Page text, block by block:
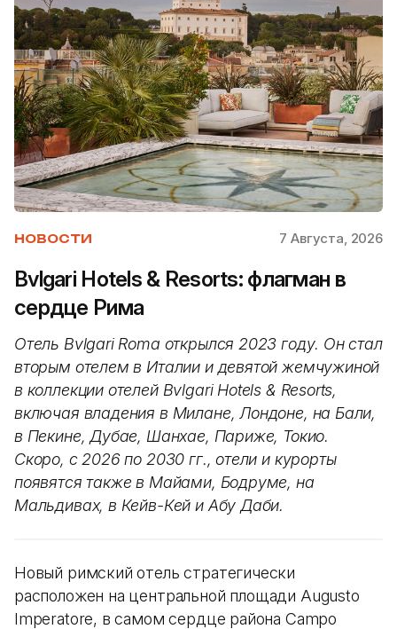
НОВОСТИ 7 Августа, 2026
Bvlgari Hotels & Resorts: флагман в
сердце Рима
Отель Bvlgari Roma открылся 2023 году. Он стал
вторым отелем в Италии и девятой жемчужиной
в коллекции отелей Bvlgari Hotels & Resorts,
включая владения в Милане, Лондоне, на Бали,
в Пекине, Дубае, Шанхае, Париже, Токио.
Скоро, с 2026 по 2030 гг., отели и курорты
появятся также в Майами, Бодруме, на
Мальдивах, в Кейв-Кей и Абу Даби.
Новый римский отель стратегически
расположен на центральной площади Augusto
Imperatore, в самом сердце района Campo